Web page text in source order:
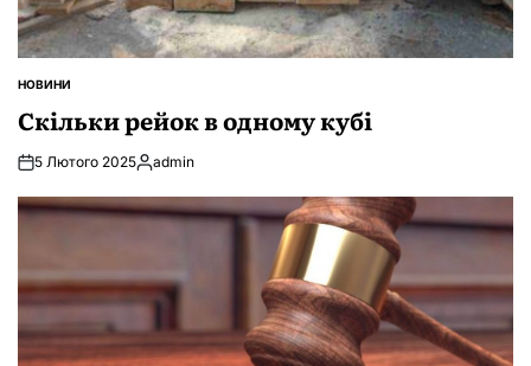
ОПУБЛІКУВАТИ
НОВИНИ
Скільки рейок в одному кубі
5 Лютого 2025Опубліковано
admin